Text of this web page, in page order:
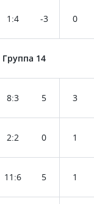
1 :4 -3 0
Группа 14
8:3 5 3
2:2 0 1
11 :6 5 1